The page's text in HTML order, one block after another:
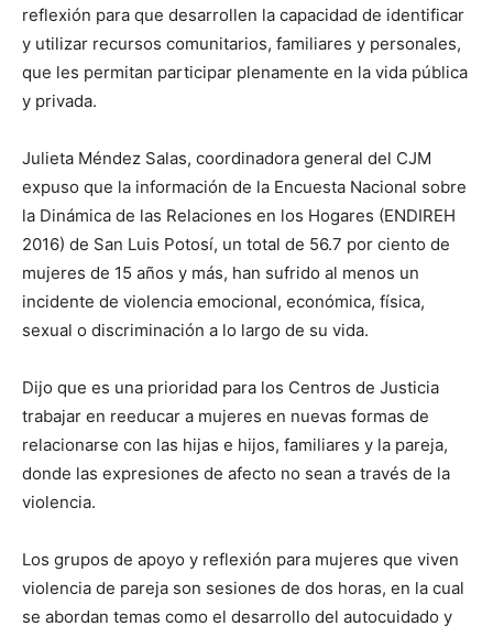
reflexión para que desarrollen la capacidad de identificar
y utilizar recursos comunitarios, familiares y personales,
que les permitan participar plenamente en la vida pública
y privada.
Julieta Méndez Salas, coordinadora general del CJM
expuso que la información de la Encuesta Nacional sobre
la Dinámica de las Relaciones en los Hogares (ENDIREH
2016) de San Luis Potosí, un total de 56.7 por ciento de
mujeres de 15 años y más, han sufrido al menos un
incidente de violencia emocional, económica, física,
sexual o discriminación a lo largo de su vida.
Dijo que es una prioridad para los Centros de Justicia
trabajar en reeducar a mujeres en nuevas formas de
relacionarse con las hijas e hijos, familiares y la pareja,
donde las expresiones de afecto no sean a través de la
violencia.
Los grupos de apoyo y reflexión para mujeres que viven
violencia de pareja son sesiones de dos horas, en la cual
se abordan temas como el desarrollo del autocuidado y